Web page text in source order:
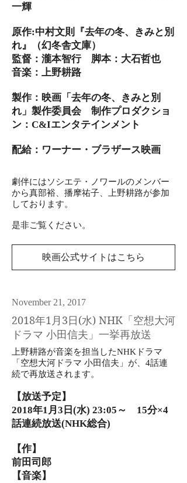
一輝
原作:中村文則『去年の冬、きみと別
れ』（幻冬舎文庫）
監督：瀧本智行 脚本：大石哲也
音楽：上野耕路
製作：映画「去年の冬、きみと別
れ」製作委員会 制作プロダクショ
ン：C&Iエンタテインメント
配給：ワーナー・ブラザース映画
劇伴にはソシエテ・ノワールのメンバー
から真部裕、播摩祐子、上野耕路が参加
しております。
​是非ご覧ください。
映画公式サイトはこちら
November 21, 2017
2018年1月3日(水) NHK「空想大河
ドラマ 小田信夫」一挙再放送
上野耕路が音楽を担当したNHKドラマ
「空想大河ドラマ 小田信夫」が、4話連
続で再放送されます。
【放送予定】
2018年1月3日(水) 23:05～ 15分×4
話連続放送(NHK総合)
【作】
前田司郎
【音楽】